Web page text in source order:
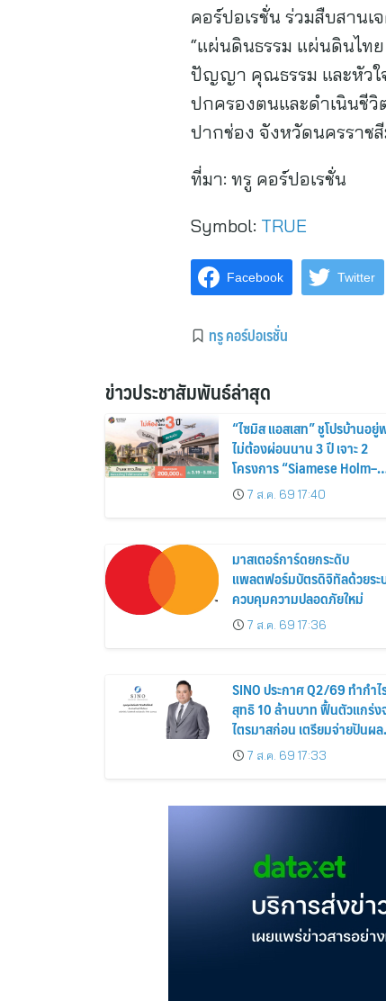
คอร์ปอเรชั่น ร่วมสืบสาน
“แผ่นดินธรรม แผ่นดินไท
ปัญญา คุณธรรม และหัวใ
ปกครองตนและดำเนินชีวิ
ปากช่อง จังหวัดนครราช
ที่มา: ทรู คอร์ปอเรชั่น
Symbol: TRUE
Facebook Twitter
ทรู คอร์ปอเรชั่น
ข่าวประชาสัมพันธ์ล่าสุด
“ไซมิส แอสเสท” ชูโปรบ้านอยู่
ไม่ต้องผ่อนนาน 3 ปี เจาะ 2
โครงการ “Siamese Holm–
Siamese Blossom” พร้อม
ส่วนลดและสิทธิพิเศษถึง 31
7 ส.ค. 69 17:40
มาสเตอร์การ์ดยกระดับ
แพลตฟอร์มบัตรดิจิทัลด้วยระ
ควบคุมความปลอดภัยใหม่
7 ส.ค. 69 17:36
SINO ประกาศ Q2/69 ทำกำไ
สุทธิ 10 ล้านบาท ฟื้นตัวแกร่ง
ไตรมาสก่อน เตรียมจ่ายปันผล
ระหว่างกาล 0.014423 บาทต่อ
ครึ่งปีหลังมุ่งเติบโตต่อเนื่อง
7 ส.ค. 69 17:33